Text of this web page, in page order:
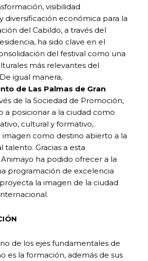
visibilidad
diversificación económica para la
del Cabildo, a través del
ha sido clave en el
del festival como una
más relevantes del
igual manera,
de Las Palmas de Gran
de la Sociedad de Promoción,
a posicionar a la ciudad como
cultural y formativo,
imagen como destino abierto a la
talento. Gracias a esta
ha podido ofrecer a la
programación de excelencia
la imagen de la ciudad
de los ejes fundamentales de
es la formación, además de sus